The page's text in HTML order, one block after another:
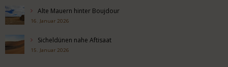
Alte Mauern hinter Boujdour
16. Januar 2026
Sicheldünen nahe Aftisaat
15. Januar 2026